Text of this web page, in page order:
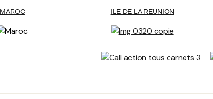
MAROC ILE DE LA REUNION